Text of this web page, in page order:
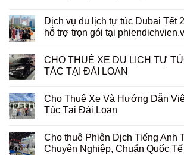
Dịch vụ du lịch tự túc Dubai Tết
hỗ trợ trọn gói tại
CHO THUÊ XE DU LỊCH TỰ
TÁC TẠI ĐÀI LOAN
Cho Thuê Xe Và Hướng Dẫn
Túc Tại Đài Loan
Cho thuê Phiên Dịch Tiếng Anh
Chuyên Nghiệp, Chuẩn Quốc Tế